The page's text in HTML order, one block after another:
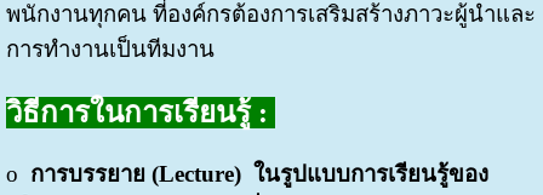
พนักงานทุกคน ที่องค์กรต้องการเสริมสร้างภาวะผู้นำและ
การทำงานเป็นทีมงาน
วิธีการในการเรียนรู้ :
o การบรรยาย (Lecture) ในรูปแบบการเรียนรู้ของ